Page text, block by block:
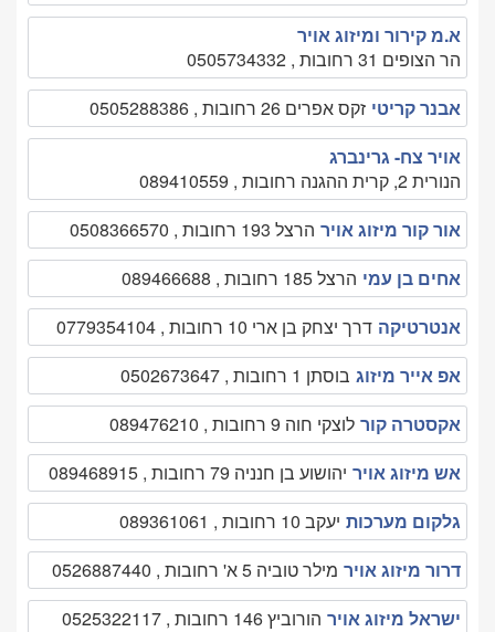
א.מ קירור ומיזוג אויר
הר הצופים 31 רחובות , 0505734332
אבנר קריטי זקס אפרים 26 רחובות , 0505288386
אויר צח- גרינברג
הנורית 2, קרית ההגנה רחובות , 089410559
אור קור מיזוג אויר הרצל 193 רחובות , 0508366570
אחים בן עמי הרצל 185 רחובות , 089466688
אנטרטיקה דרך יצחק בן ארי 10 רחובות , 0779354104
אפ אייר מיזוג בוסתן 1 רחובות , 0502673647
אקסטרה קור לוצקי חוה 9 רחובות , 089476210
אש מיזוג אויר יהושוע בן חנניה 79 רחובות , 089468915
גלקום מערכות יעקב 10 רחובות , 089361061
דרור מיזוג אויר מילר טוביה 5 א' רחובות , 0526887440
ישראל מיזוג אויר הורוביץ 146 רחובות , 0525322117